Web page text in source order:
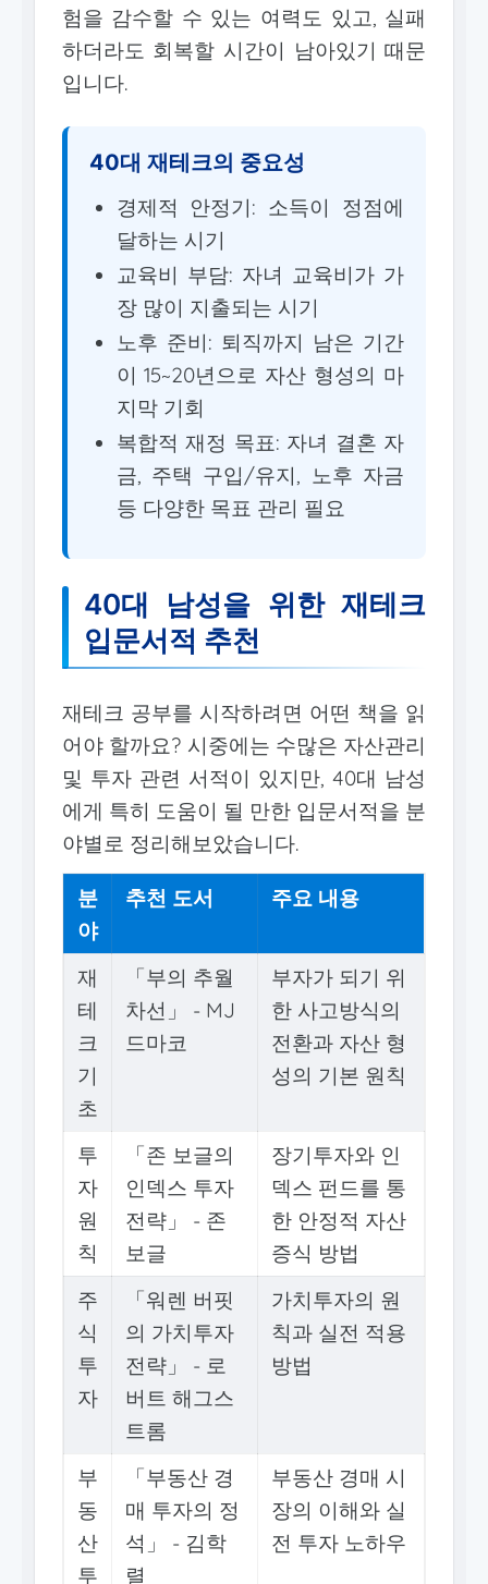
험을 감수할 수 있는 여력도 있고, 실패
하더라도 회복할 시간이 남아있기 때문
입니다.
40대 재테크의 중요성
경제적 안정기: 소득이 정점에
달하는 시기
교육비 부담: 자녀 교육비가 가
장 많이 지출되는 시기
노후 준비: 퇴직까지 남은 기간
이 15~20년으로 자산 형성의 마
지막 기회
복합적 재정 목표: 자녀 결혼 자
금, 주택 구입/유지, 노후 자금
등 다양한 목표 관리 필요
40대 남성을 위한 재테크
입문서적 추천
재테크 공부를 시작하려면 어떤 책을 읽
어야 할까요? 시중에는 수많은 자산관리
및 투자 관련 서적이 있지만, 40대 남성
에게 특히 도움이 될 만한 입문서적을 분
야별로 정리해보았습니다.
분
야
추천 도서 주요 내용
재
테
크
기
초
「부의 추월
차선」 - MJ
드마코
부자가 되기 위
한 사고방식의
전환과 자산 형
성의 기본 원칙
투
자
원
칙
「존 보글의
인덱스 투자
전략」 - 존
보글
장기투자와 인
덱스 펀드를 통
한 안정적 자산
증식 방법
주
식
투
자
「워렌 버핏
의 가치투자
전략」 - 로
버트 해그스
트롬
가치투자의 원
칙과 실전 적용
방법
부
동
산
투
「부동산 경
매 투자의 정
석」 - 김학
렬
부동산 경매 시
장의 이해와 실
전 투자 노하우